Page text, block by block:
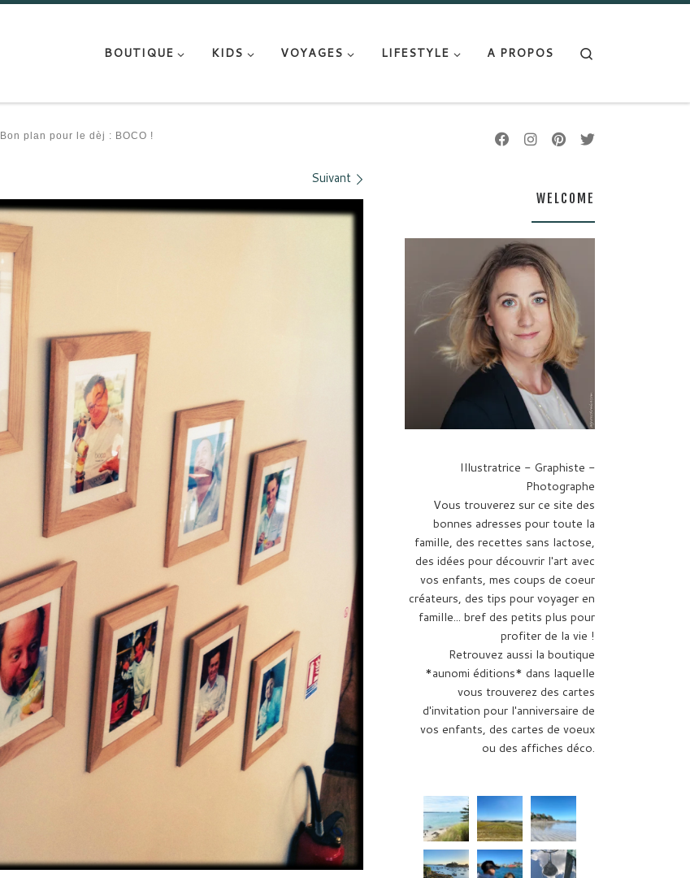
BOUTIQUE
KIDS VOYAGES LIFESTYLE A PROPOS
Bon plan pour le dèj : BOCO !
Suivant
WELCOME
Illustratrice - Graphiste -
Photographe
Vous trouverez sur ce site des
bonnes adresses pour toute la
famille, des recettes sans lactose,
des idées pour découvrir l'art avec
vos enfants, mes coups de coeur
créateurs, des tips pour voyager en
famille... bref des petits plus pour
profiter de la vie !
Retrouvez aussi la boutique
*aunomi éditions* dans laquelle
vous trouverez des cartes
d'invitation pour l'anniversaire de
vos enfants, des cartes de voeux
ou des affiches déco.